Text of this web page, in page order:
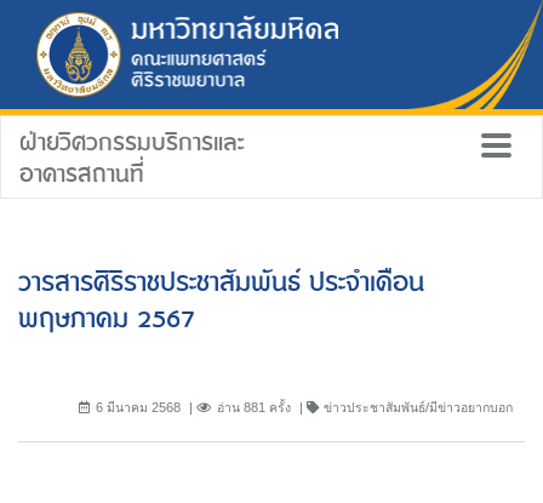
ฝ่ายวิศวกรรมบริการและ
อาคารสถานที่
วารสารศิริราชประชาสัมพันธ์ ประจำเดือน
พฤษภาคม 2567
6 มีนาคม 2568 อ่าน 881 ครั้ง ข่าวประชาสัมพันธ์/มีข่าวอยากบอก